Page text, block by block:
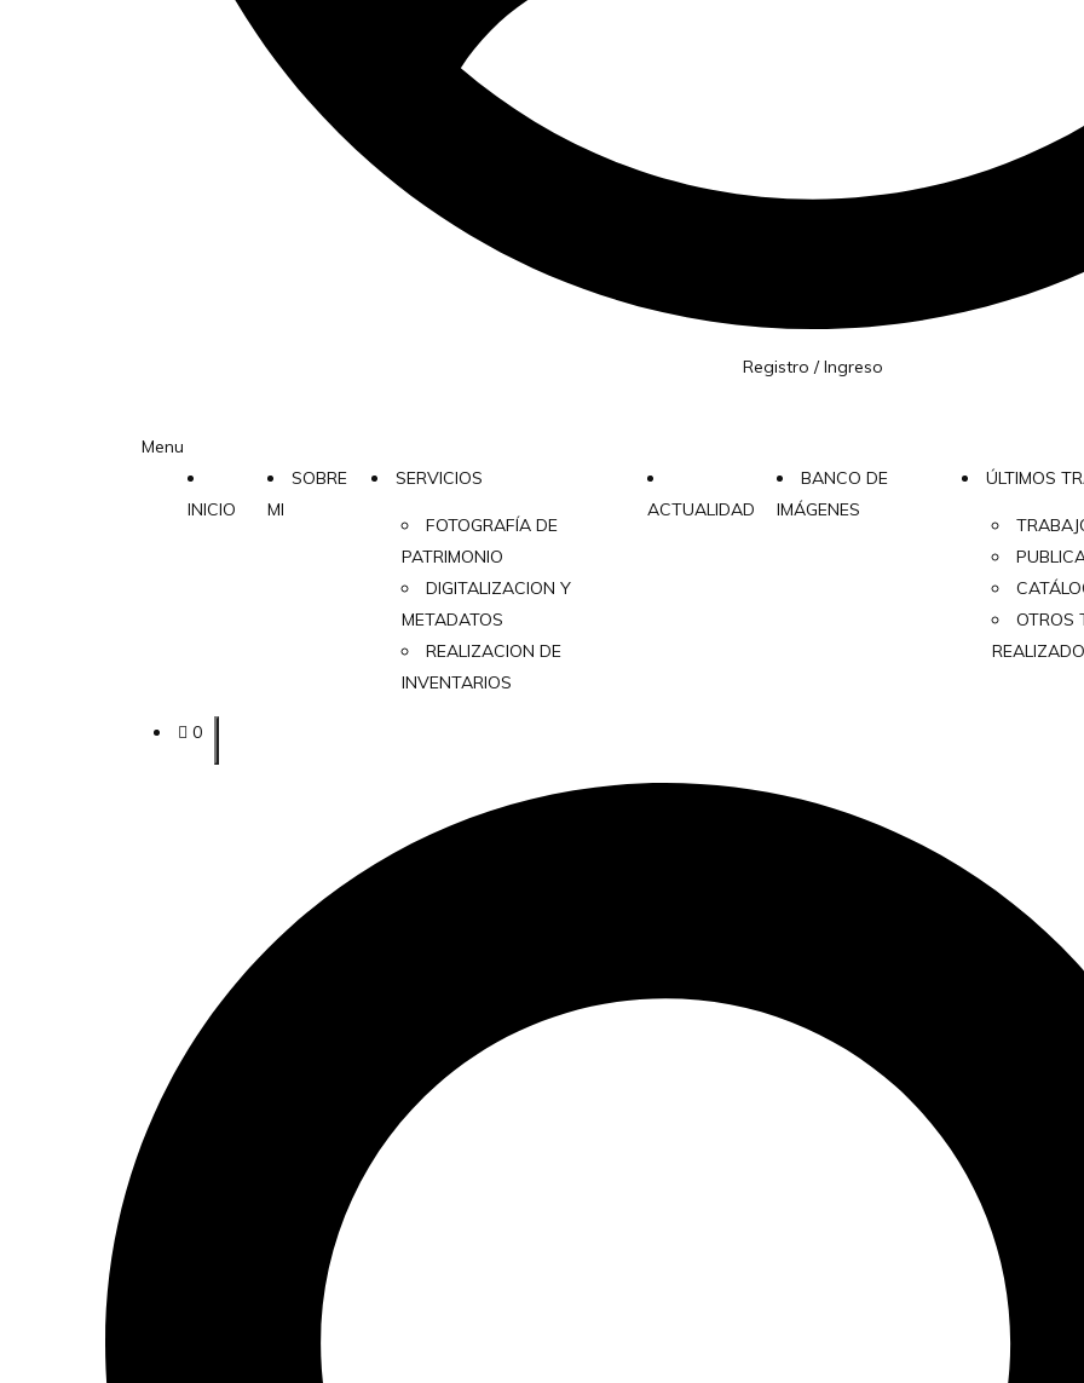
Registro / Ingreso
Menu
INICIO
SOBRE
MI
SERVICIOS
FOTOGRAFÍA DE
PATRIMONIO
DIGITALIZACION Y
METADATOS
REALIZACION DE
INVENTARIOS
ACTUALIDAD
BANCO DE
IMÁGENES
ÚLTIMOS
OTROS
0